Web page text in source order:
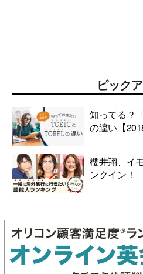
ピック
知ってる？
の違い【
櫻井翔、イ
ンクイン！